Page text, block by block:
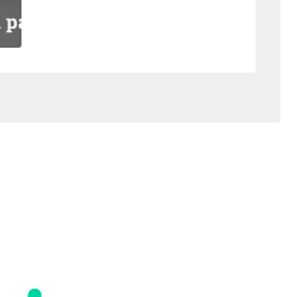
?